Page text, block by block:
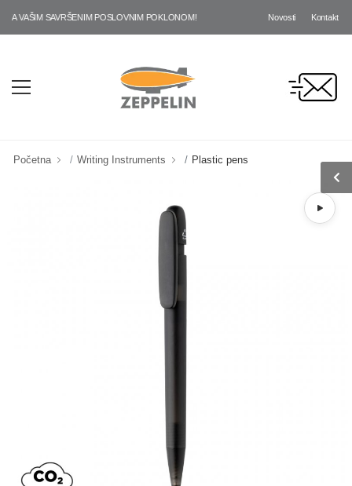
SAVRŠENIM POSLOVNIM POKLONOM! Novosti Kontakt
Početna Writing Instruments Plastic pens